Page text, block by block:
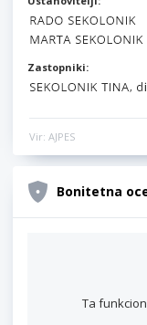
Zastopniki:
Vir: AJPES
Bonitetna
Ta